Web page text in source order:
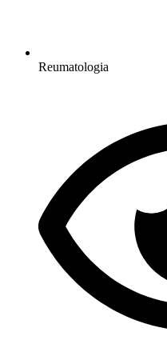
Reumatologia